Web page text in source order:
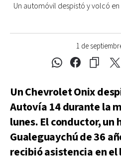
1 de
Un automóvil despistó y volcó
Un Chevrolet Onix
Autovía 14 durante la
lunes. El conductor, un
Gualeguaychú de 36
recibió asistencia en el